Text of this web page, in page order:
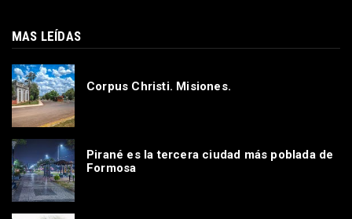
MAS LEÍDAS
Corpus Christi. Misiones.
Pirané es la tercera ciudad más poblada de
Formosa